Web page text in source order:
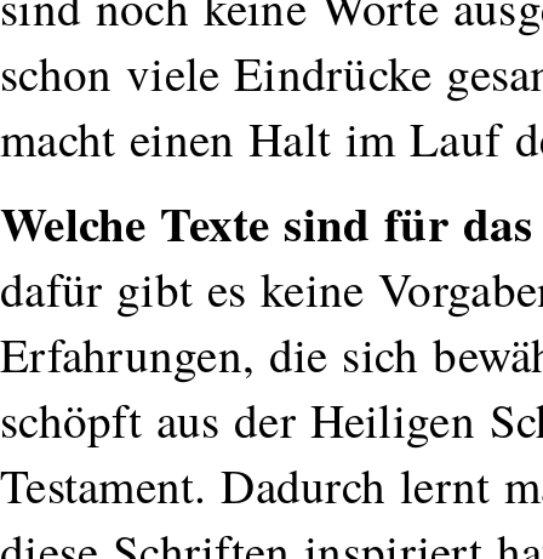
schon viele Eindrücke
macht einen Halt im Lauf
Welche Texte sind für
dafür gibt es keine
Erfahrungen, die sich
schöpft aus der Heiligen
Testament. Dadurch lernt